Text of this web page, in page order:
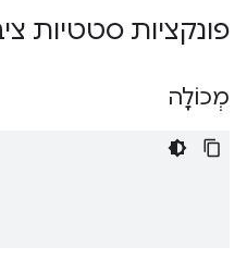
פונקציות סטטיות
מְכוֹלָה